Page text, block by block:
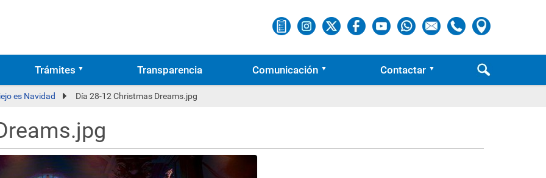
Trámites Transparencia Comunicación Contactar
es Navidad Día 28-12 Christmas Dreams.jpg